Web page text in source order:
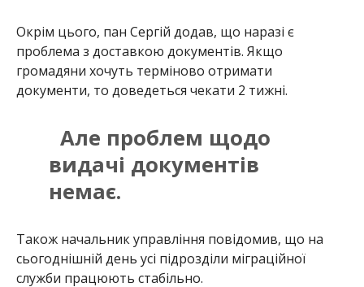
Окрім цього, пан Сергій додав, що наразі є
проблема з доставкою документів. Якщо
громадяни хочуть терміново отримати
документи, то доведеться чекати 2 тижні.
Але проблем щодо
видачі документів
немає.
Також начальник управління повідомив, що на
сьогоднішній день усі підрозділи міграційної
служби працюють стабільно.